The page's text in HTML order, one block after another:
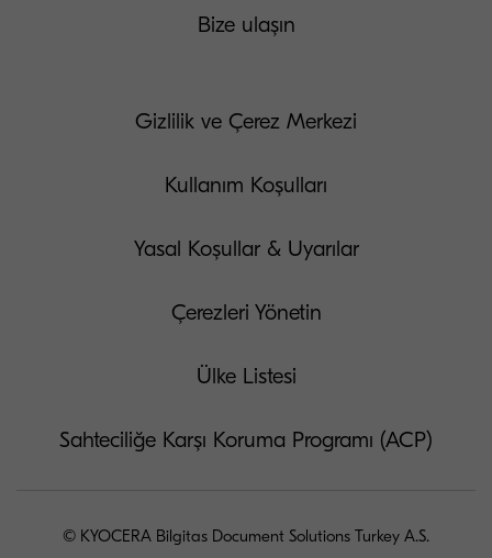
Bize ulaşın
Gizlilik ve Çerez Merkezi
Kullanım Koşulları
Yasal Koşullar & Uyarılar
Çerezleri Yönetin
Ülke Listesi
Sahteciliğe Karşı Koruma Programı (ACP)
© KYOCERA Bilgitas Document Solutions Turkey A.S.